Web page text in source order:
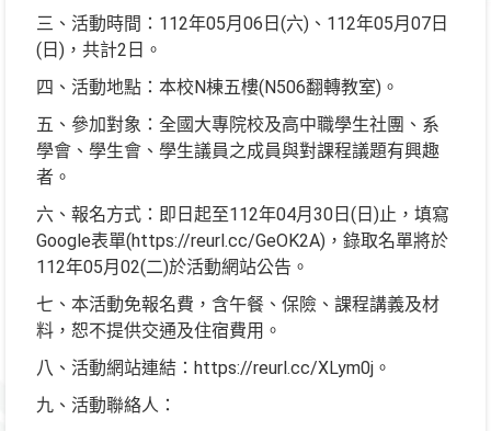
三、活動時間：112年05月06日(六)、112年05月07日
(日)，共計2日。
四、活動地點：本校N棟五樓(N506翻轉教室)。
五、參加對象：全國大專院校及高中職學生社團、系
學會、學生會、學生議員之成員與對課程議題有興趣
者。
六、報名方式：即日起至112年04月30日(日)止，填寫
Google表單(https://reurl.cc/GeOK2A)，錄取名單將於
112年05月02(二)於活動網站公告。
七、本活動免報名費，含午餐、保險、課程講義及材
料，恕不提供交通及住宿費用。
八、活動網站連結：https://reurl.cc/XLym0j。
九、活動聯絡人：